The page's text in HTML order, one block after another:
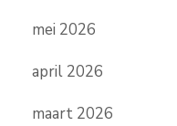
mei 2026
april 2026
maart 2026